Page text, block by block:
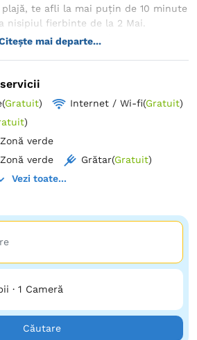
te afli la mai puțin de 10 minute
nisipiul fierbinte de la 2 Mai.
echipate, oferindu-ți aer
cu vedere la grădină. Siguranța
o prioritate aici, iar de aceea
amenajată, iluminată și
și pregătește-te să trăiești
bucurie în 2 Mai!
mai departe...
(Gratuit) Internet / Wi-fi(Gratuit)
)
verde
verde
Grătar(Gratuit)
Vezi toate...
· 1 Cameră
Căutare